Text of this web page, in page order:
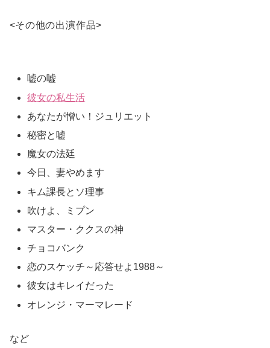
<その他の出演作品>
嘘の嘘
彼女の私生活
あなたが憎い！ジュリエット
秘密と嘘
魔女の法廷
今日、妻やめます
キム課長とソ理事
吹けよ、ミプン
マスター・ククスの神
チョコバンク
恋のスケッチ～応答せよ1988～
彼女はキレイだった
オレンジ・マーマレード
など